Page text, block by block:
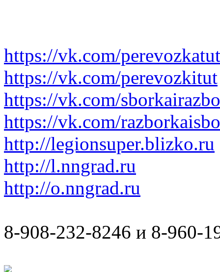
https://vk.com/perevozkatut
https://vk.com/perevozkitut
https://vk.com/
https://vk.com/
http://legionsuper.blizko.ru
http://l.nngrad.ru
http://o.nngrad.ru
8-908-232-8246 и 8-960-